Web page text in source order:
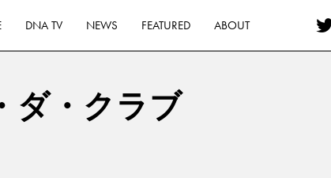
DNA TV NEWS FEATURED ABOUT
ダ・クラブ